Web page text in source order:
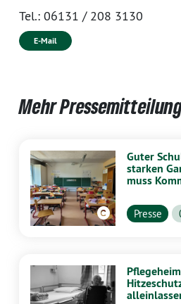
Tel.: 06131 / 208 3130
E-Mail
Mehr
Guter
starken
muss
Presse